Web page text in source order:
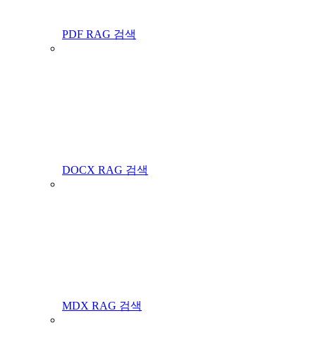
PDF RAG 검색
DOCX RAG 검색
MDX RAG 검색